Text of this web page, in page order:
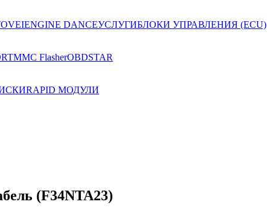
ENGINE DANCEУСЛУГИБЛОКИ УПРАВЛЕНИЯ (ECU)
MMC FlasherOBDSTAR
RAPID МОДУЛИ
(F34NTA23)